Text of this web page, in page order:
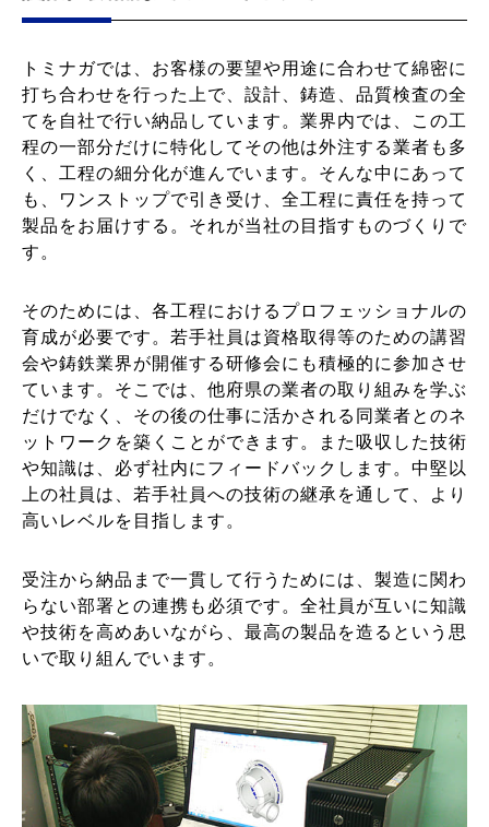
トミナガでは、お客様の要望や用途に合わせて綿密に
打ち合わせを行った上で、設計、鋳造、品質検査の全
てを自社で行い納品しています。業界内では、この工
程の一部分だけに特化してその他は外注する業者も多
く、工程の細分化が進んでいます。そんな中にあって
も、ワンストップで引き受け、全工程に責任を持って
製品をお届けする。それが当社の目指すものづくりで
す。
そのためには、各工程におけるプロフェッショナルの
育成が必要です。若手社員は資格取得等のための講習
会や鋳鉄業界が開催する研修会にも積極的に参加させ
ています。そこでは、他府県の業者の取り組みを学ぶ
だけでなく、その後の仕事に活かされる同業者とのネ
ットワークを築くことができます。また吸収した技術
や知識は、必ず社内にフィードバックします。中堅以
上の社員は、若手社員への技術の継承を通して、より
高いレベルを目指します。
受注から納品まで一貫して行うためには、製造に関わ
らない部署との連携も必須です。全社員が互いに知識
や技術を高めあいながら、最高の製品を造るという思
いで取り組んでいます。